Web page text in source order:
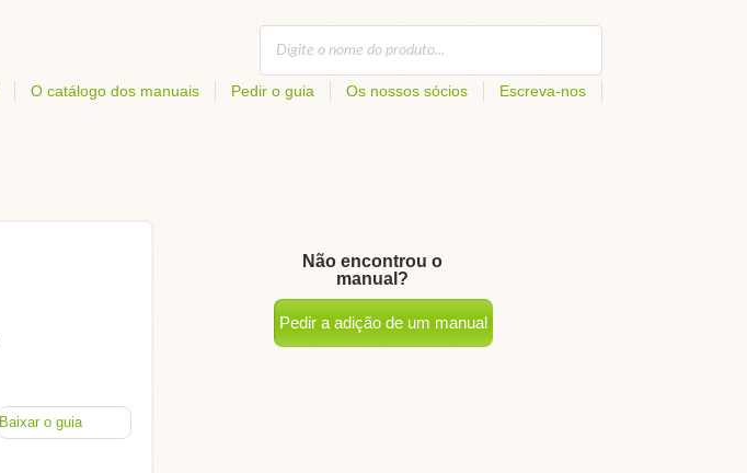
O catálogo dos manuais Pedir o guia Os nossos sócios Escreva-nos
Baixar o guia
Não encontrou o
manual?
Pedir a adição de um manual